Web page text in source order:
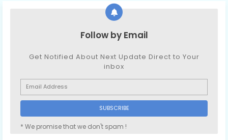
Follow by Email
Get Notified About Next Update Direct to Your
inbox
* We promise that we don't spam !